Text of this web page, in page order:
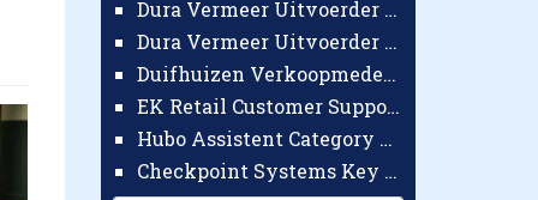
Dura Vermeer Uitvoerder GWW Amsterdam
Dura Vermeer Uitvoerder Civiel Nijmegen
Duifhuizen Verkoopmedewerker Ridderkerk
EK Retail Customer Support Omnichannel
Hubo Assistent Category Manager
Checkpoint Systems Key Accountmanager Benelux